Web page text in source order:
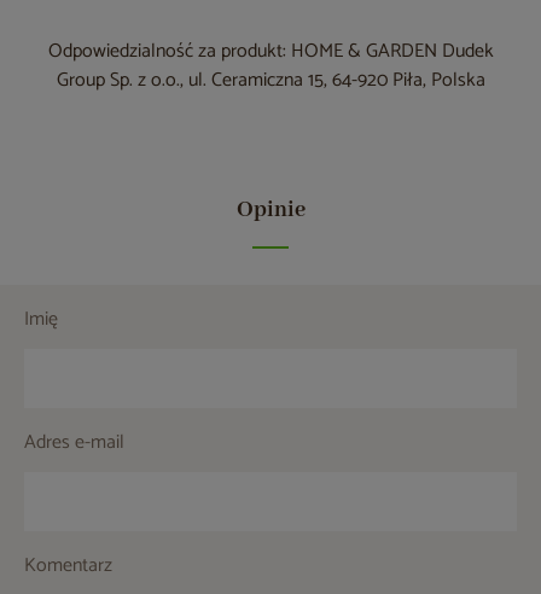
Odpowiedzialność za produkt: HOME & GARDEN Dudek
Group Sp. z o.o., ul. Ceramiczna 15, 64-920 Piła, Polska
Opinie
Imię
Adres e-mail
Komentarz